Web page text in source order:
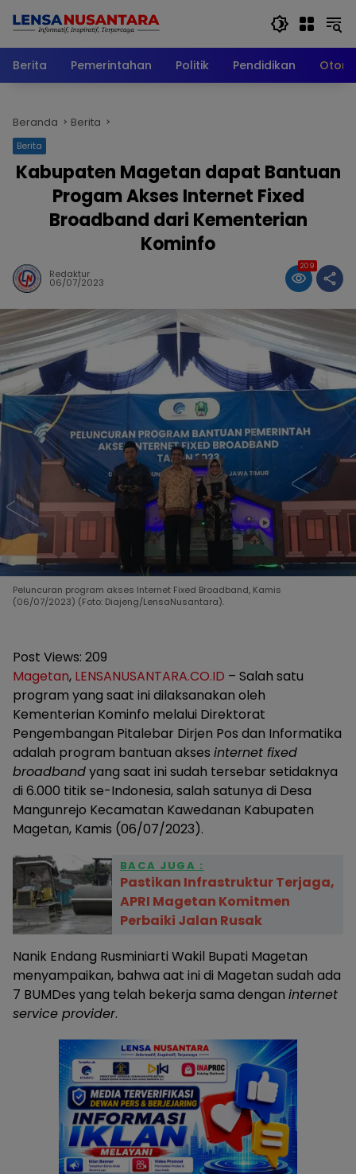
Berita
Pemerintahan Politik Pendidikan
Beranda Berita
Berita
Kabupaten Magetan dapat Bantuan
Progam Akses Internet Fixed
Broadband dari Kementerian
Kominfo
Redaktur
06/07/2023
209
Peluncuran program akses Internet Fixed Broadband, Kamis
(06/07/2023) (Foto: Diajeng/LensaNusantara).
Post Views: 209
Magetan, LENSANUSANTARA.CO.ID – Salah satu
program yang saat ini dilaksanakan oleh
Kementerian Kominfo melalui Direktorat
Pengembangan Pitalebar Dirjen Pos dan Informatika
adalah program bantuan akses internet fixed
broadbandyang saat ini sudah tersebar setidaknya
di 6.000 titik se-Indonesia, salah satunya di Desa
Mangunrejo Kecamatan Kawedanan Kabupaten
Magetan, Kamis (06/07/2023).
BACA JUGA :
Pastikan Infrastruktur Terjaga,
APRI Magetan Komitmen
Perbaiki Jalan Rusak
Nanik Endang Rusminiarti Wakil Bupati Magetan
menyampaikan, bahwa aat ini di Magetan sudah ada
7 BUMDes yang telah bekerja sama dengan internet
service provider.